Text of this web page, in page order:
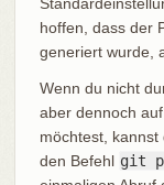
hoffen, dass der
generiert wurde,
Wenn du nicht
aber dennoch
möchtest,
den Befehl git